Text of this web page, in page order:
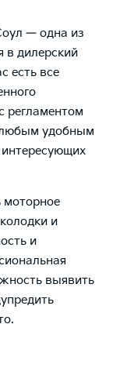
— одна из
в дилерский
есть все
регламентом
любым удобным
моторное
и
и
выявить